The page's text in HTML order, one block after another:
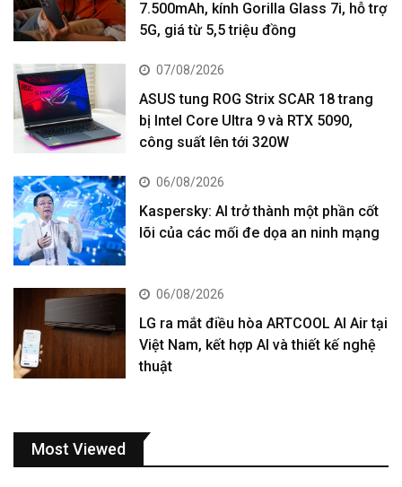
7.500mAh, kính Gorilla Glass 7i, hỗ trợ
5G, giá từ 5,5 triệu đồng
07/08/2026
ASUS tung ROG Strix SCAR 18 trang
bị Intel Core Ultra 9 và RTX 5090,
công suất lên tới 320W
06/08/2026
Kaspersky: AI trở thành một phần cốt
lõi của các mối đe dọa an ninh mạng
06/08/2026
LG ra mắt điều hòa ARTCOOL AI Air tại
Việt Nam, kết hợp AI và thiết kế nghệ
thuật
Most Viewed